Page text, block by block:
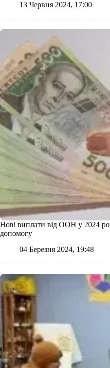
13 Червня 2024, 17:00
Нові виплати від ООН у 2024
допомогу
04 Березня 2024, 19:48